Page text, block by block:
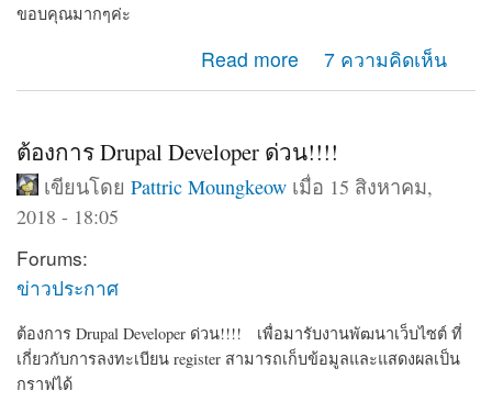
ขอบคุณมากๆค่ะ
Read more
about สมัครบัญชีด้วยหมายเลขโทรศัพท์ แต่ตอนนี้ไม่
สามารถเข้าระบบได้ บอกว่า หมายเลขนี้ไม่ได้สมัครเราลอง
7 ความคิดเห็น
ต้องการ Drupal Developer ด่วน!!!!
เขียนโดย Pattric Moungkeow เมื่อ 15 สิงหาคม,
2018 - 18:05
Forums:
ข่าวประกาศ
ต้องการ Drupal Developer ด่วน!!!! เพื่อมารับงานพัฒนาเว็บไซต์ ที่
เกี่ยวกับการลงทะเบียน register สามารถเก็บข้อมูลและแสดงผลเป็น
กราฟได้